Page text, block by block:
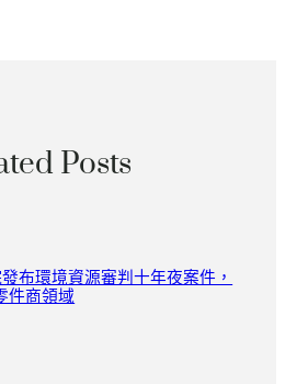
Posts
布環境資源審判十年夜案件，
件商領域